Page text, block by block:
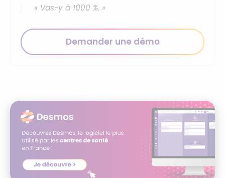
« Vas-y à 1000 %. »
Demander une démo